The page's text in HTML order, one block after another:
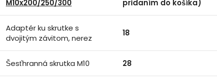
M10x200/250/300
pridaním do košíka)
Adaptér ku skrutke s
dvojitým závitom, nerez
18
Šesťhranná skrutka M10 28